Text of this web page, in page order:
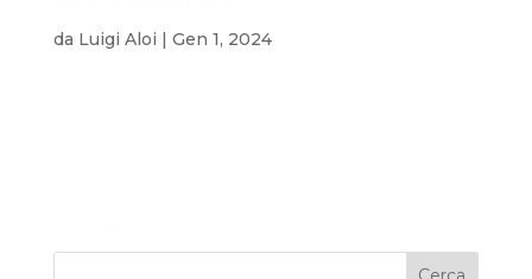
da Luigi Aloi | Gen 1, 2024